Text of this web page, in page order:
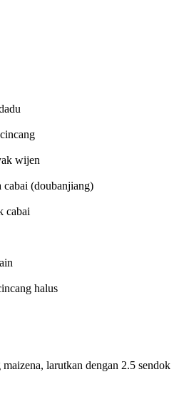
wijen
cabai (doubanjiang)
cabai
halus
larutkan dengan 2.5 sendok